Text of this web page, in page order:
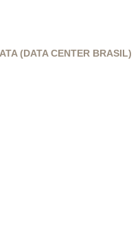
(DATA CENTER BRASIL)